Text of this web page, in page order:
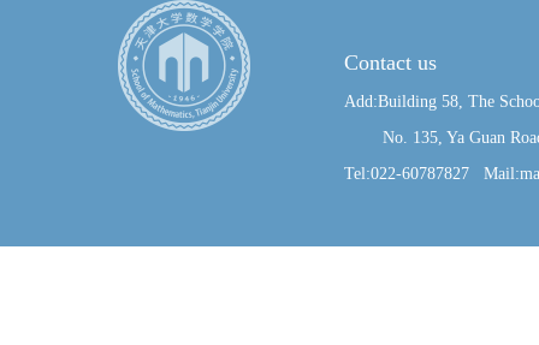
Contact us
Add:Building 58, The
No. 135, Ya Guan
Tel:022-60787827